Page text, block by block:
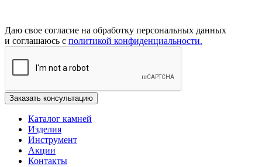
Даю свое согласие на обработку персональных данных
и соглашаюсь с политикой конфиденциальности.
Каталог камней
Изделия
Инструмент
Акции
Контакты